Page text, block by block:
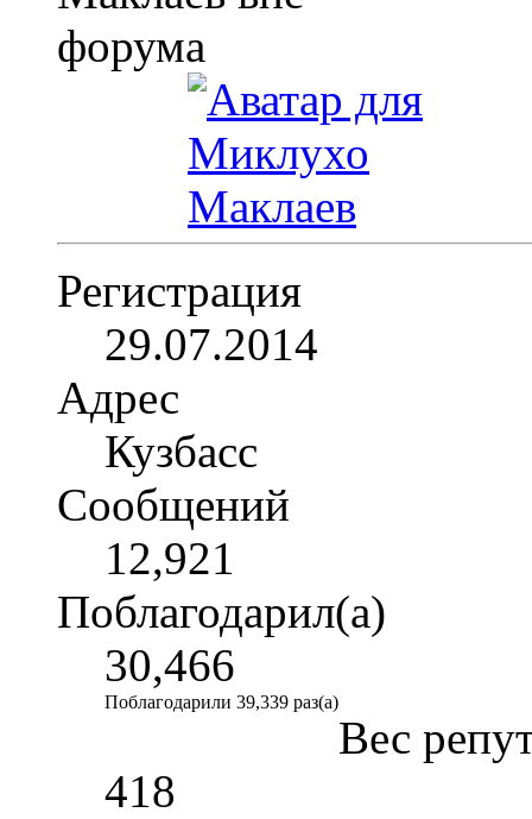
Регистрация
29.07.2014
Адрес
Кузбасс
Сообщений
12,921
Поблагодарил(а)
30,466
Поблагодарили 39,339 раз(а)
Вес
418